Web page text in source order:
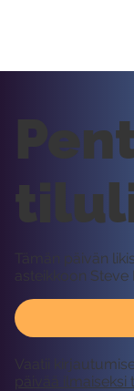
Tämän päivän
asteikkoon
Vaatii
päivää ilmaiseksi